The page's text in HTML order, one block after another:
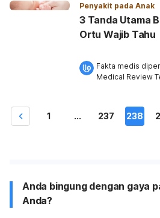
Penyakit pada Anak
3 Tanda Utama
Ortu Wajib Tahu
Fakta medis
Medical Review
1 ... 237 238
Anda bingung dengan gaya
Anda?